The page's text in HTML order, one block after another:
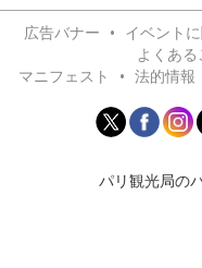
広告バナー • イベント
よくあ
マニフェスト
• 法的情報
パリ観光局の